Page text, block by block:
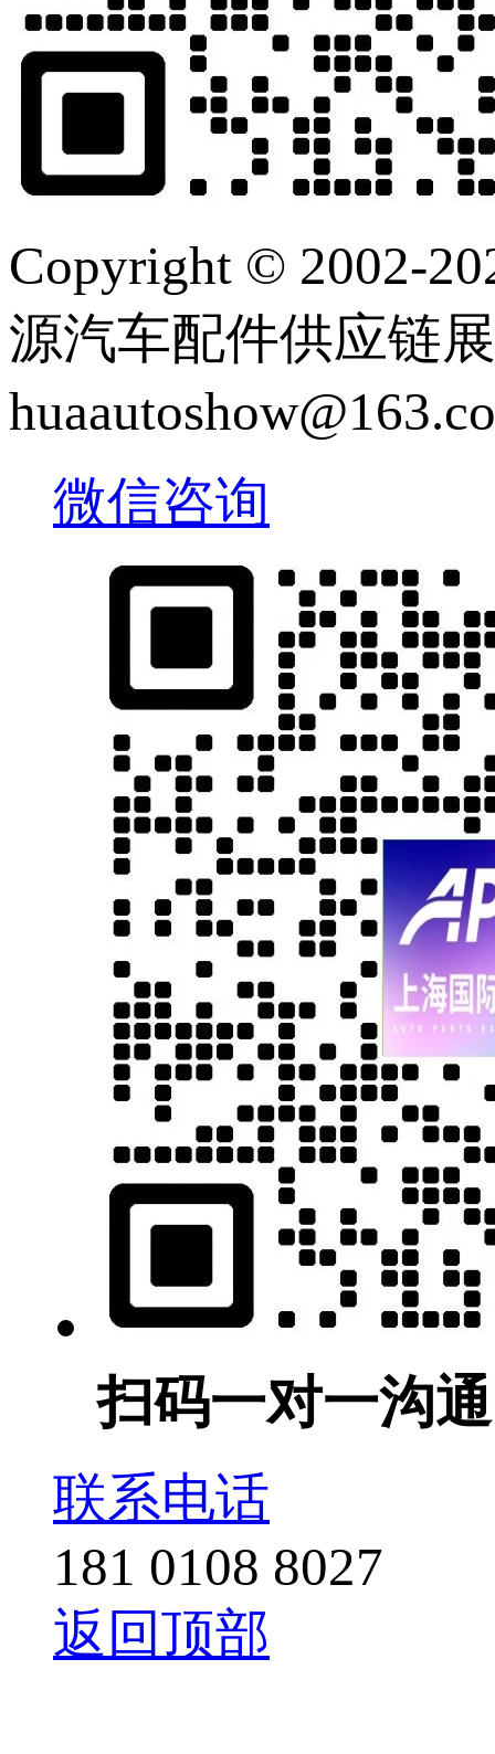
Copyright © 2002-
源汽车配件供应链
微信咨询
扫码一对一沟通
联系电话
181 0108 8027
返回顶部